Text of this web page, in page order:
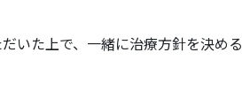
いた上で、一緒に治療方針を決める